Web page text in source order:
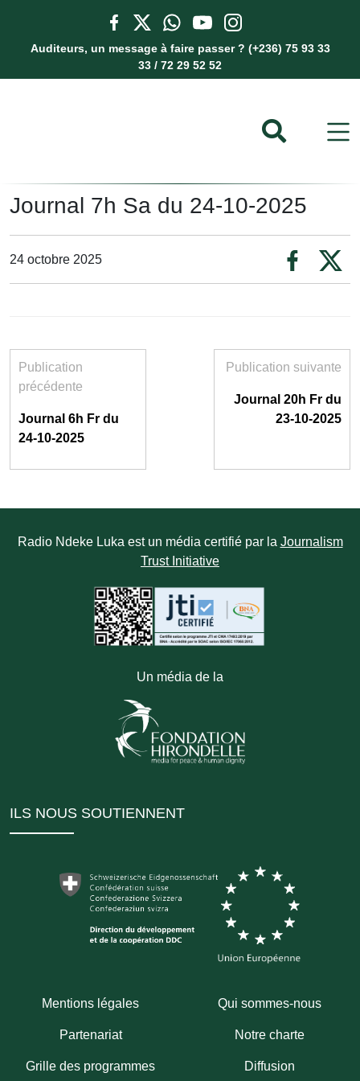
Auditeurs, un message à faire passer ? (+236) 75 93 33
33 / 72 29 52 52
Journal 7h Sa du 24-10-2025
24 octobre 2025
Publication
précédente
Journal 6h Fr du
24-10-2025
Publication suivante
Journal 20h Fr du
23-10-2025
Radio Ndeke Luka est un média certifié par la Journalism
Trust Initiative
Un média de la
ILS NOUS SOUTIENNENT
Mentions légales Qui sommes-nous
Partenariat Notre charte
Grille des programmes Diffusion